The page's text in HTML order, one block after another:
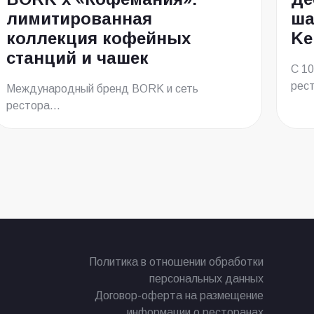
лимитированная
коллекция кофейных
станций и чашек
Международный бренд BORK и сеть
рестора...
С
Политика в отношении обработки
персональных данных
Договор-оферта на размещение